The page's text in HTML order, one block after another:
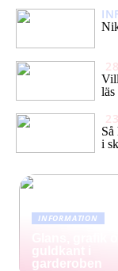
läs
Så
i
INFORMATION
garderoben